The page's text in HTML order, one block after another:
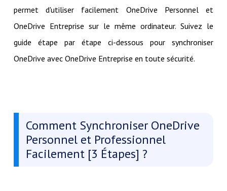
permet d'utiliser facilement OneDrive Personnel et
OneDrive Entreprise sur le même ordinateur. Suivez le
guide étape par étape ci-dessous pour synchroniser
OneDrive avec OneDrive Entreprise en toute sécurité.
Comment Synchroniser OneDrive
Personnel et Professionnel
Facilement [3 Étapes] ?